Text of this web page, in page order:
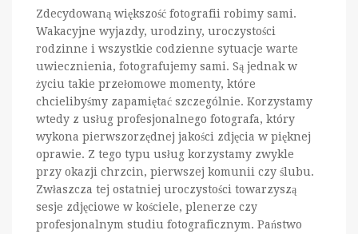
Zdecydowaną większość fotografii robimy sami.
Wakacyjne wyjazdy, urodziny, uroczystości
rodzinne i wszystkie codzienne sytuacje warte
uwiecznienia, fotografujemy sami. Są jednak w
życiu takie przełomowe momenty, które
chcielibyśmy zapamiętać szczególnie. Korzystamy
wtedy z usług profesjonalnego fotografa, który
wykona pierwszorzędnej jakości zdjęcia w pięknej
oprawie. Z tego typu usług korzystamy zwykle
przy okazji chrzcin, pierwszej komunii czy ślubu.
Zwłaszcza tej ostatniej uroczystości towarzyszą
sesje zdjęciowe w kościele, plenerze czy
profesjonalnym studiu fotograficznym. Państwo